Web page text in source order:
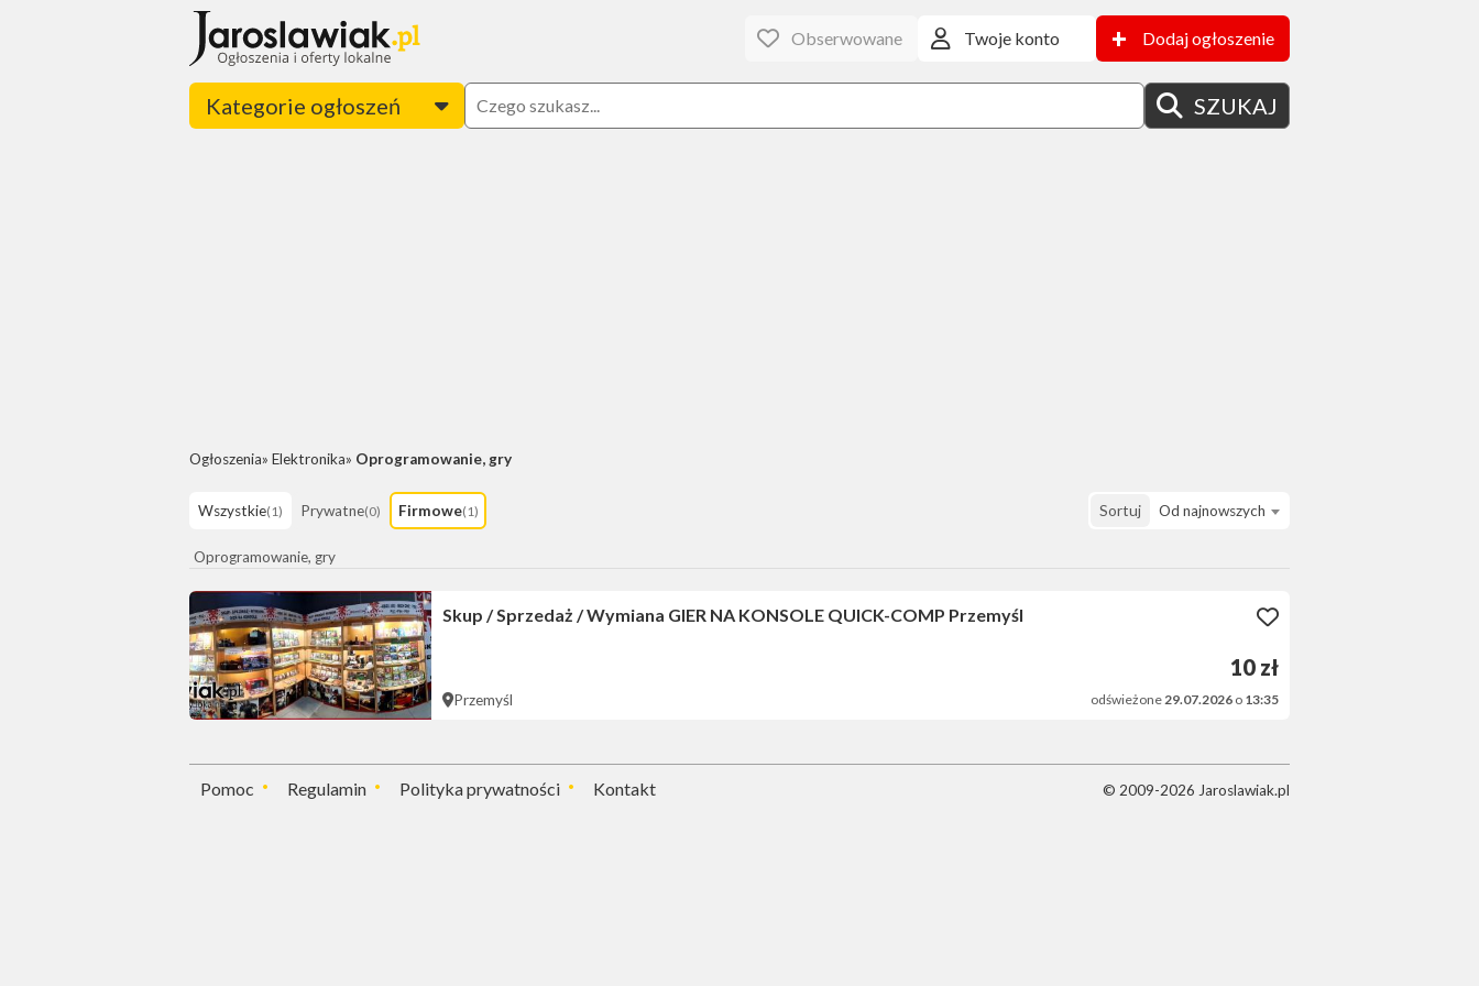
Obserwowane Twoje konto + Dodaj ogłoszenie
Kategorie ogłoszeń SZUKAJ
Ogłoszenia Elektronika Oprogramowanie, gry
Sortuj Od najnowszych
Wszystkie(1) Prywatne(0) Firmowe(1)
Oprogramowanie, gry
Skup / Sprzedaż / Wymiana GIER NA KONSOLE QUICK-COMP Przemyśl
10 zł
Przemyśl odświeżone29.07.2026 o 13:35
Pomoc Regulamin Polityka prywatności Kontakt © 2009-2026 Jaroslawiak.pl